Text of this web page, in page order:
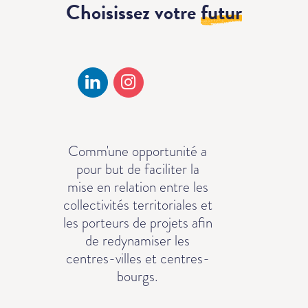
Choisissez votrefutur
Comm'une opportunité a
pour but de faciliter la
mise en relation entre les
collectivités territoriales et
les porteurs de projets afin
de redynamiser les
centres-villes et centres-
bourgs.